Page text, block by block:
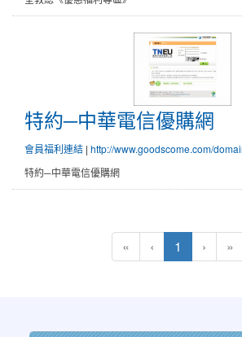
特約─中華電信優購網
會員福利連結 | http://www.goodscome.com/
特約─中華電信優購網
« ‹ 1 (current)
› »